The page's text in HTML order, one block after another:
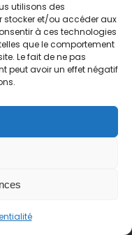
utilisons des
stocker et/ou accéder aux
à ces technologies
que le comportement
Le fait de ne pas
peut avoir un effet négatif